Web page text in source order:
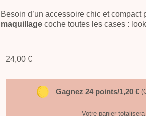
Besoin d’un accessoire chic et
maquillagecoche toutes les cases :
24,00 €
Gagnez 24 points/1,20 €
Votre panier